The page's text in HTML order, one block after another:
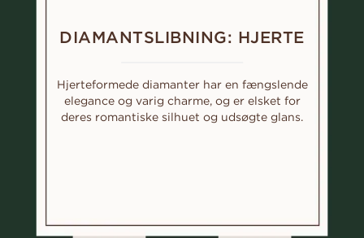
DIAMANTSLIBNING: HJERTE
Hjerteformede diamanter har en fængslende
elegance og varig charme, og er elsket for
deres romantiske silhuet og udsøgte glans.